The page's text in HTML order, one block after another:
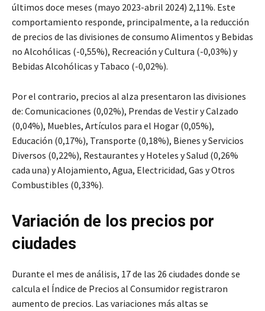
últimos doce meses (mayo 2023-abril 2024) 2,11%. Este
comportamiento responde, principalmente, a la reducción
de precios de las divisiones de consumo Alimentos y Bebidas
no Alcohólicas (-0,55%), Recreación y Cultura (-0,03%) y
Bebidas Alcohólicas y Tabaco (-0,02%).
Por el contrario, precios al alza presentaron las divisiones
de: Comunicaciones (0,02%), Prendas de Vestir y Calzado
(0,04%), Muebles, Artículos para el Hogar (0,05%),
Educación (0,17%), Transporte (0,18%), Bienes y Servicios
Diversos (0,22%), Restaurantes y Hoteles y Salud (0,26%
cada una) y Alojamiento, Agua, Electricidad, Gas y Otros
Combustibles (0,33%).
Variación de los precios por
ciudades
Durante el mes de análisis, 17 de las 26 ciudades donde se
calcula el Índice de Precios al Consumidor registraron
aumento de precios. Las variaciones más altas se